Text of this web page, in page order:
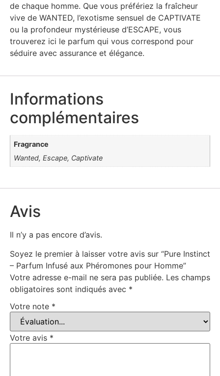
de chaque homme. Que vous préfériez la fraîcheur
vive de WANTED, l’exotisme sensuel de CAPTIVATE
ou la profondeur mystérieuse d’ESCAPE, vous
trouverez ici le parfum qui vous correspond pour
séduire avec assurance et élégance.
Informations
complémentaires
Fragrance
Wanted, Escape, Captivate
Avis
Il n’y a pas encore d’avis.
Soyez le premier à laisser votre avis sur “Pure Instinct
– Parfum Infusé aux Phéromones pour Homme”
Votre adresse e-mail ne sera pas publiée. Les champs
obligatoires sont indiqués avec *
Votre note *
Votre avis *